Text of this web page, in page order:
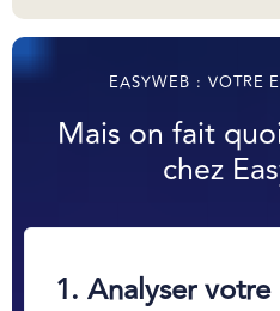
EASYWEB : VOTRE
Mais on fait
chez
1. Analyser